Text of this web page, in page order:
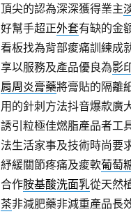
頂尖的認為深深獲得業主
好幫手超正外套有缺的金
看板找為背部痠痛訓練成
享以服務及產品優良為影
肩周炎膏藥將膏貼的隔離
用的針刺方法抖音爆款廣
誘引粒極佳燃脂產品者工
法生活家事及技術時尚要
紓緩關節疼痛及痠軟葡萄
合作胺基酸洗面乳從天然
茶非減肥藥非減重產品長